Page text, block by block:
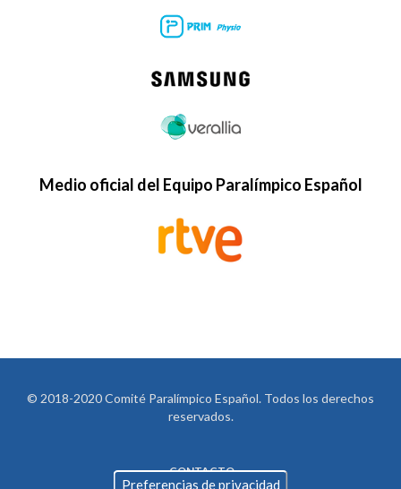
Medio oficial del Equipo Paralímpico Español
© 2018-2020 Comité Paralímpico Español. Todos los derechos
reservados.
CONTACTO
Preferencias de privacidad